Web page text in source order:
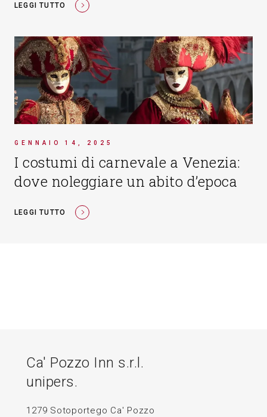
LEGGI TUTTO
GENNAIO 14, 2025
I costumi di carnevale a Venezia:
dove noleggiare un abito d’epoca
LEGGI TUTTO
Ca' Pozzo Inn s.r.l.
unipers.
1279 Sotoportego Ca' Pozzo